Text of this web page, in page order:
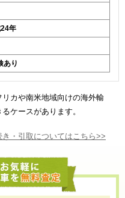
年
あり
カや南米地域向けの海外輸
ケースがあります。
・引取についてはこちら>>